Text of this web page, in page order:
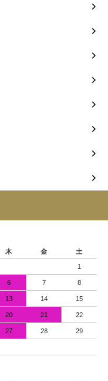
木 金 土
1
6 7 8
13 14 15
20 21 22
27 28 29